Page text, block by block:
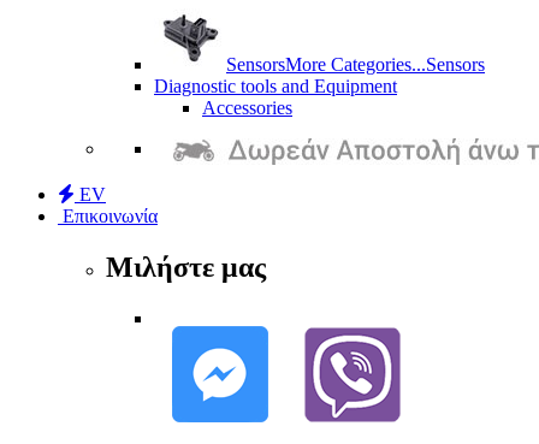
SensorsMore Categories...Sensors
Diagnostic tools and Equipment
Accessories
EV
Επικοινωνία
Μιλήστε μας